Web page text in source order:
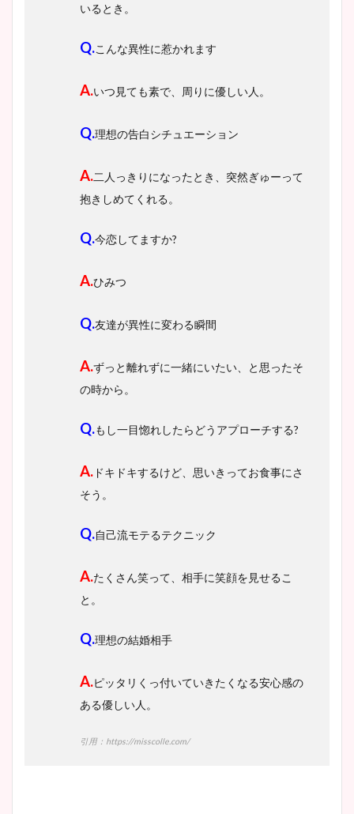
いるとき。
Q.こんな異性に惹かれます
A.いつ見ても素で、周りに優しい人。
Q.理想の告白シチュエーション
A.二人っきりになったとき、突然ぎゅーって
抱きしめてくれる。
Q.今恋してますか?
A.ひみつ
Q.友達が異性に変わる瞬間
A.ずっと離れずに一緒にいたい、と思ったそ
の時から。
Q.もし一目惚れしたらどうアプローチする?
A. ドキドキするけど、思いきってお食事にさ
そう。
Q.自己流モテるテクニック
A.たくさん笑って、相手に笑顔を見せるこ
と。
Q.理想の結婚相手
A.ピッタリくっ付いていきたくなる安心感の
ある優しい人。
引用：https://misscolle.com/